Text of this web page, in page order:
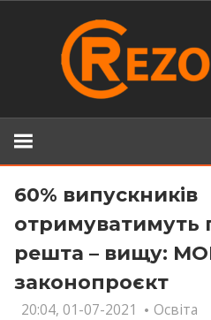
60% випускників
отримуватимуть
решта – вищу:
законопроєкт
20:04, 01-07-2021 Освіта